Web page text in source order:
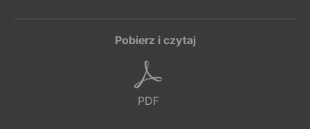
Pobierz i czytaj
PDF